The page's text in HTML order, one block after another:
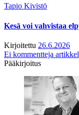
Tapio Kivistö
Kesä voi vahvistaa
Kirjoitettu 26.6.2026
Ei kommentteja
Pääkirjoitus